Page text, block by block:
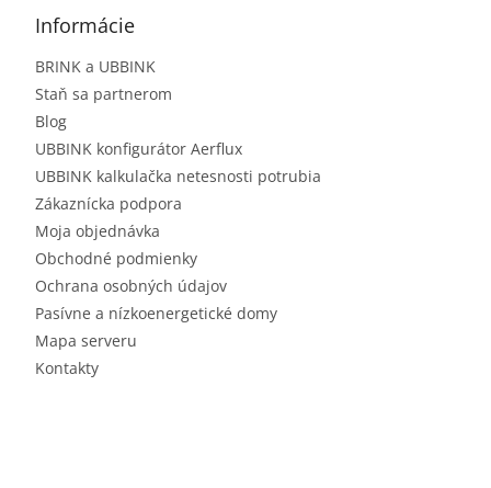
Informácie
BRINK a UBBINK
Staň sa partnerom
Blog
UBBINK konfigurátor Aerflux
UBBINK kalkulačka netesnosti potrubia
Zákaznícka podpora
Moja objednávka
Obchodné podmienky
Ochrana osobných údajov
Pasívne a nízkoenergetické domy
Mapa serveru
Kontakty